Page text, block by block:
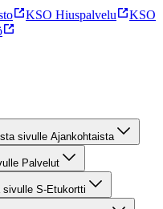
KSO Hiuspalvelu
KSO
sivulle Ajankohtaista
Palvelut
S-Etukortti